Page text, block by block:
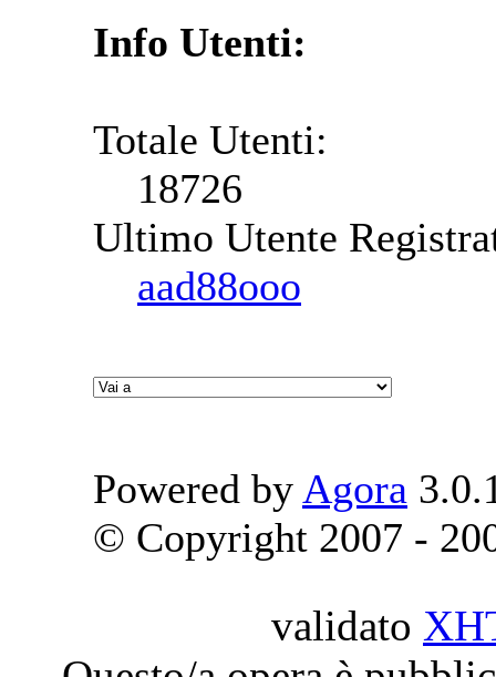
Info Utenti:
Totale Utenti:
18726
Ultimo Utente
aad88ooo
Powered by Agora
© Copyright 2007 -
validato